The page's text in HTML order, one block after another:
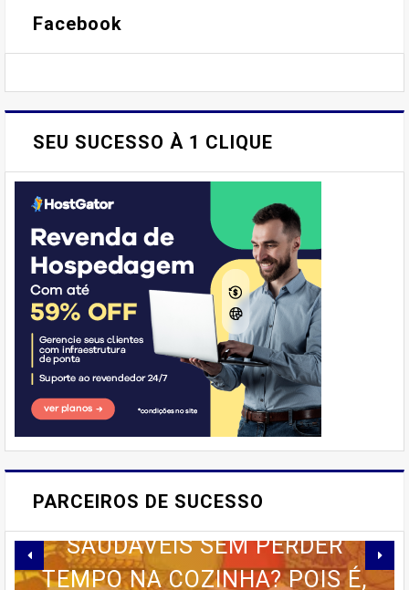
Facebook
SEU SUCESSO À 1 CLIQUE
PARCEIROS DE SUCESSO
'Emprego'
E AÍ, PESSOAL! VOCÊ JÁ
IMAGINOU PODER SABOREAR
REFEIÇÕES DELICIOSAS E
SAUDÁVEIS ​​SEM PERDER
TEMPO NA COZINHA? POIS É,